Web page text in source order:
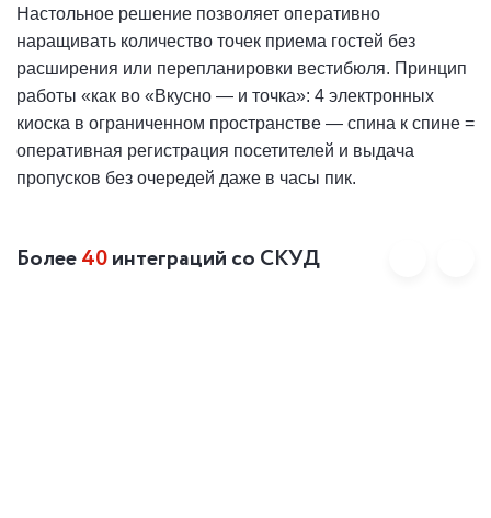
Настольное решение позволяет оперативно
наращивать количество точек приема гостей без
расширения или перепланировки вестибюля. Принцип
работы «как во «Вкусно — и точка»: 4 электронных
киоска в ограниченном пространстве — спина к спине =
оперативная регистрация посетителей и выдача
пропусков без очередей даже в часы пик.
Более 40 интеграций со СКУД